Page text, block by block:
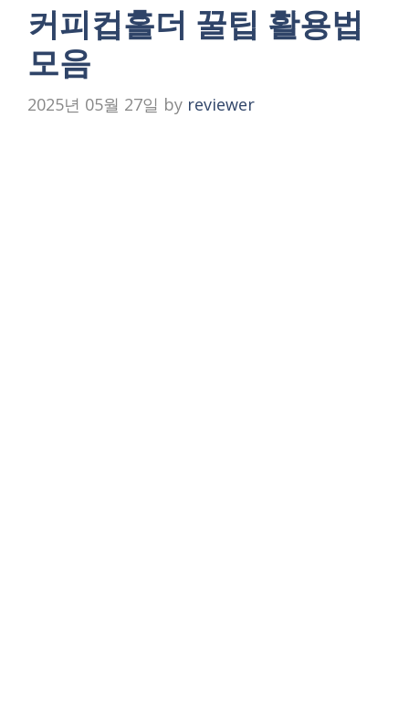
커피컵홀더 꿀팁 활용법
모음
2025년 05월 27일 by reviewer